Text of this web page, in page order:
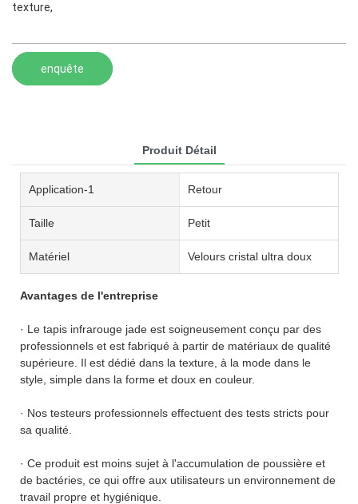
texture,
enquête
Produit Détail
Application-1 Retour
Taille Petit
Matériel Velours cristal ultra doux
Avantages de l'entreprise
· Le tapis infrarouge jade est soigneusement conçu par des
professionnels et est fabriqué à partir de matériaux de qualité
supérieure. Il est dédié dans la texture, à la mode dans le
style, simple dans la forme et doux en couleur.
· Nos testeurs professionnels effectuent des tests stricts pour
sa qualité.
· Ce produit est moins sujet à l'accumulation de poussière et
de bactéries, ce qui offre aux utilisateurs un environnement de
travail propre et hygiénique.